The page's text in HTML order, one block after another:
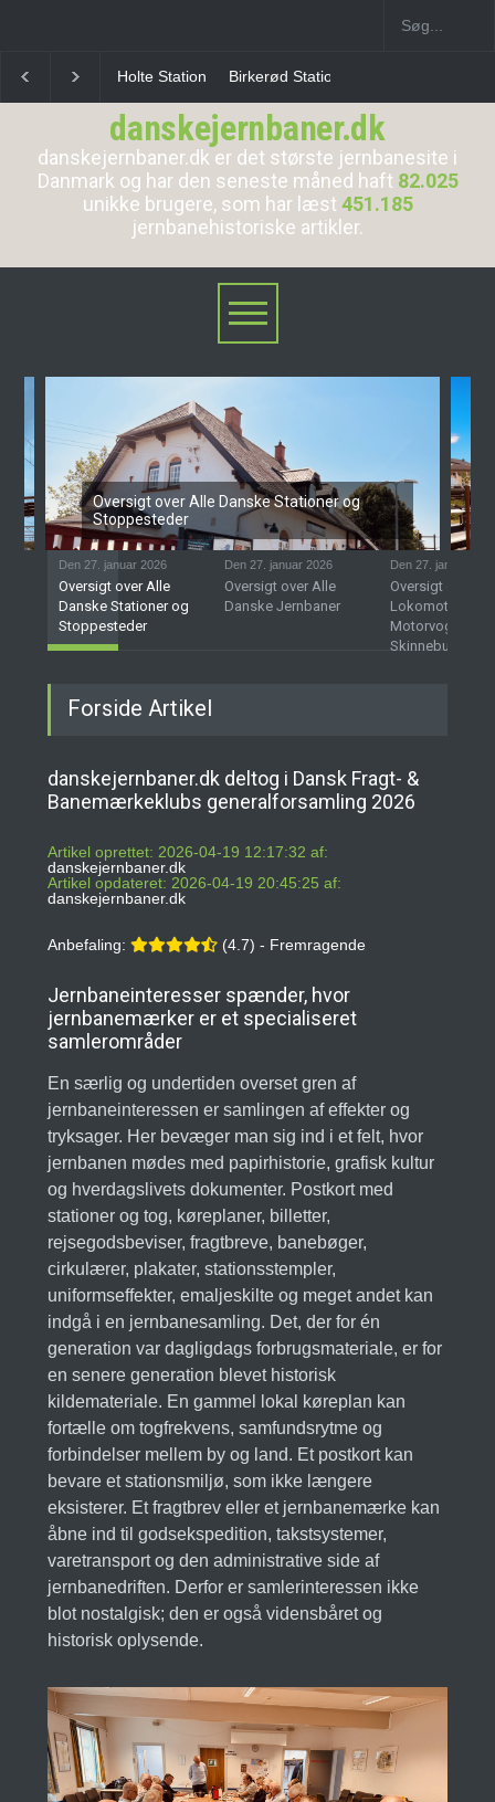
Birkerød Station Allerød Station
danskejernbaner.dk
danskejernbaner.dk er det største jernbanesite i
Danmark og har den seneste måned haft 82.025
unikke brugere, som har læst 451.185
jernbanehistoriske artikler.
Oversigt over Alle Danske Stationer og
Stoppesteder
Den 27. januar 2026
Oversigt over Alle
Danske Stationer og
Stoppesteder
Den 27. januar 2026
Oversigt over Alle
Danske Jernbaner
Den 27. januar
Oversigt over
Lokomotiver,
Motorvogne og
Skinnebusser
Forside Artikel
danskejernbaner.dk deltog i Dansk Fragt- &
Banemærkeklubs generalforsamling 2026
Artikel oprettet: 2026-04-19 12:17:32 af:
danskejernbaner.dk
Artikel opdateret: 2026-04-19 20:45:25 af:
danskejernbaner.dk
Anbefaling: (4.7) - Fremragende
Jernbaneinteresser spænder, hvor
jernbanemærker er et specialiseret
samlerområder
En særlig og undertiden overset gren af
jernbaneinteressen er samlingen af effekter og
tryksager. Her bevæger man sig ind i et felt, hvor
jernbanen mødes med papirhistorie, grafisk kultur
og hverdagslivets dokumenter. Postkort med
stationer og tog, køreplaner, billetter,
rejsegodsbeviser, fragtbreve, banebøger,
cirkulærer, plakater, stationsstempler,
uniformseffekter, emaljeskilte og meget andet kan
indgå i en jernbanesamling. Det, der for én
generation var dagligdags forbrugsmateriale, er for
en senere generation blevet historisk
kildemateriale. En gammel lokal køreplan kan
fortælle om togfrekvens, samfundsrytme og
forbindelser mellem by og land. Et postkort kan
bevare et stationsmiljø, som ikke længere
eksisterer. Et fragtbrev eller et jernbanemærke kan
åbne ind til godsekspedition, takstsystemer,
varetransport og den administrative side af
jernbanedriften. Derfor er samlerinteressen ikke
blot nostalgisk; den er også vidensbåret og
historisk oplysende.